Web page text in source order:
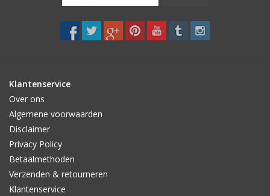
Klantenservice
Over ons
Algemene voorwaarden
Disclaimer
Privacy Policy
Betaalmethoden
Verzenden & retourneren
Klantenservice